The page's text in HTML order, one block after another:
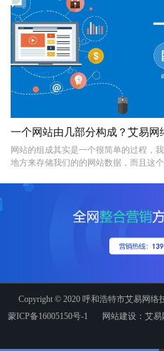
一个网站由几部分构成？艾易网
网站的组成其实是一个很简单的过程，
地方来存储我们的的网站数据，而且这
限制，连接并发数，是否独立IP，线路
Copyright © 2020 呼和浩特市艾易网络
蒙ICP备16005150号-1
网站建设：艾易